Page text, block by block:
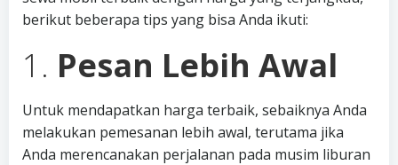
berikut beberapa tips yang bisa Anda ikuti:
1. Pesan Lebih Awal
Untuk mendapatkan harga terbaik, sebaiknya Anda
melakukan pemesanan lebih awal, terutama jika
Anda merencanakan perjalanan pada musim liburan